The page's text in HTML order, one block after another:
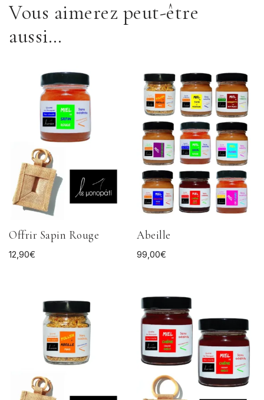
Vous aimerez peut-être
aussi…
Offrir Sapin Rouge
12,90€
Abeille
99,00€